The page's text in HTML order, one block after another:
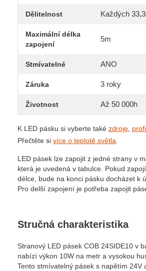
Dělitelnost Každých
Maximální délka
zapojení
5m
Stmívatelné ANO
Záruka 3 roky
Životnost Až 50 000h
K LED pásku si vyberte také zdroje
Přečtěte si více o teplotě světla
LED pásek lze zapojit z jedné strany v
která je uvedená v tabulce. Pokud
délce, bude na konci pásku docházet k
Pro delší zapojení je potřeba zapojit
Stručná charakteristika
Stranový LED pásek COB 24SIDE10 v
nabízí výkon 10W na metr a vysokou
Tento stmívatelný pásek s napětím 24V